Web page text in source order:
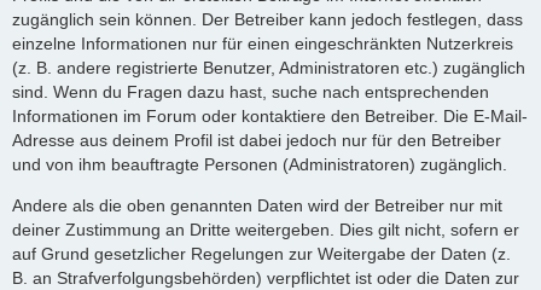
zugänglich sein können. Der Betreiber kann jedoch festlegen, dass
einzelne Informationen nur für einen eingeschränkten Nutzerkreis
(z. B. andere registrierte Benutzer, Administratoren etc.) zugänglich
sind. Wenn du Fragen dazu hast, suche nach entsprechenden
Informationen im Forum oder kontaktiere den Betreiber. Die E-Mail-
Adresse aus deinem Profil ist dabei jedoch nur für den Betreiber
und von ihm beauftragte Personen (Administratoren) zugänglich.
Andere als die oben genannten Daten wird der Betreiber nur mit
deiner Zustimmung an Dritte weitergeben. Dies gilt nicht, sofern er
auf Grund gesetzlicher Regelungen zur Weitergabe der Daten (z.
B. an Strafverfolgungsbehörden) verpflichtet ist oder die Daten zur